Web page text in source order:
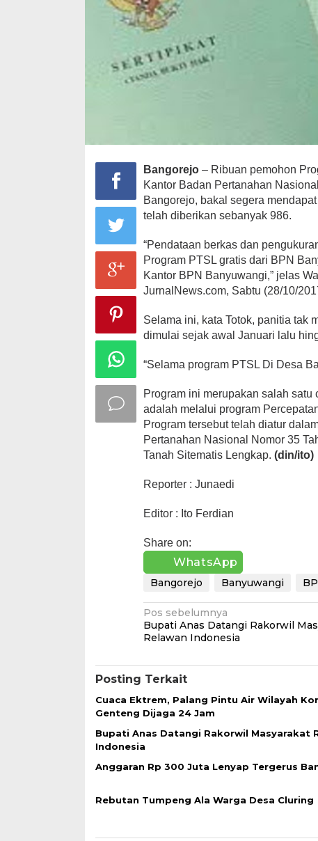
Bangorejo – Ribuan pemohon
Kantor Badan Pertanahan
Bangorejo, bakal segera
telah diberikan sebanyak 986.
“Pendataan berkas dan
Program PTSL gratis dari BPN
Kantor BPN Banyuwangi,” jelas
JurnalNews.com, Sabtu (28/10/
Selama ini, kata Totok, panitia tak
dimulai sejak awal Januari lalu
“Selama program PTSL Di Desa
Program ini merupakan salah
adalah melalui program
Program tersebut telah diatur
Pertanahan Nasional Nomor 35
Tanah Sitematis Lengkap.(din/ito)
Reporter : Junaedi
Editor : Ito Ferdian
Share on:
WhatsApp
Bangorejo Banyuwangi
Navigasi
pos
Pos sebelumnya
Bupati Anas Datangi Rakorwil
Relawan Indonesia
Posting Terkait
Cuaca Ektrem, Palang Pintu Air Wilayah
Genteng Dijaga 24 Jam
Bupati Anas Datangi Rakorwil Masyarakat
Indonesia
Anggaran Rp 300 Juta Lenyap Tergerus
Rebutan Tumpeng Ala Warga Desa Cluring